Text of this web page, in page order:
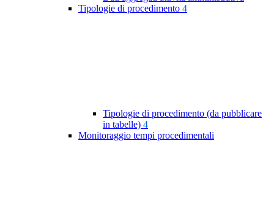
Tipologie di procedimento 4
Tipologie di procedimento (da pubblicare
in tabelle) 4
Monitoraggio tempi procedimentali